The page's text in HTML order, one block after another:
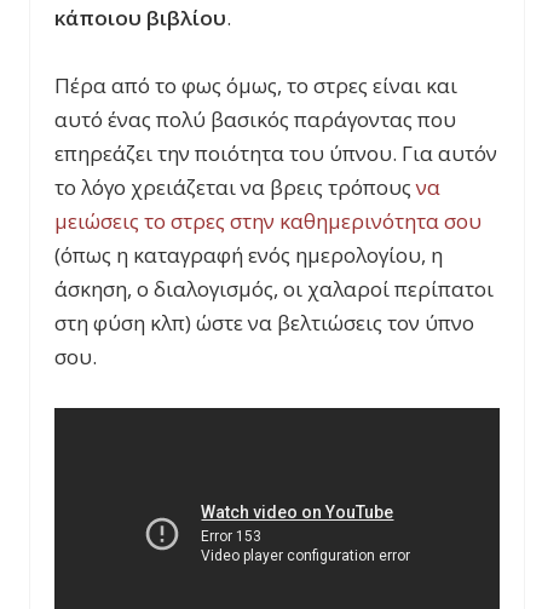
κάποιου βιβλίου.
Πέρα από το φως όμως, το στρες είναι και
αυτό ένας πολύ βασικός παράγοντας που
επηρεάζει την ποιότητα του ύπνου. Για αυτόν
το λόγο χρειάζεται να βρεις τρόπουςνα
μειώσεις το στρες στην καθημερινότητα σου
(όπως η καταγραφή ενός ημερολογίου, η
άσκηση, ο διαλογισμός, οι χαλαροί περίπατοι
στη φύση κλπ) ώστε να βελτιώσεις τον ύπνο
σου.